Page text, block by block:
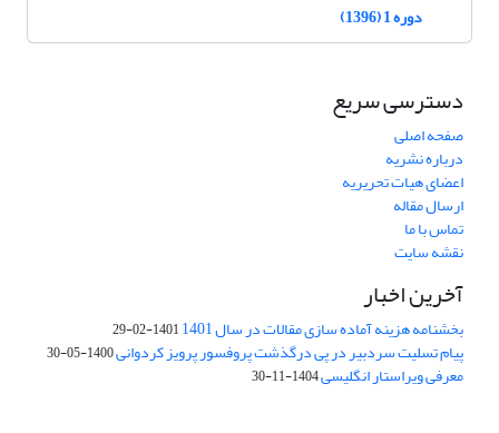
دوره 1 (1396)
دسترسی سریع
صفحه اصلی
درباره نشریه
اعضای هیات تحریریه
ارسال مقاله
تماس با ما
نقشه سایت
آخرین اخبار
بخشنامه هزینه آماده سازی مقالات در سال 1401 1401-02-29
پیام تسلیت سردبیر در پی درگذشت پروفسور پرویز کردوانی1400-05-30
معرفی ویراستار انگلیسی1404-11-30